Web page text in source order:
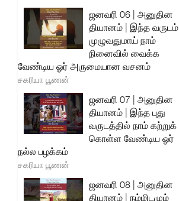
ஜனவரி 06 | அனுதின
தியானம் | இந்த வருடம்
முழுவதுமாய் நாம்
நினைவில் வைக்க
வேண்டிய ஓர் அருமையான வசனம்
சகரியா பூணன்
ஜனவரி 07 | அனுதின
தியானம் | இந்த புது
வருடத்தில் நாம் கற்றுக்
கொள்ள வேண்டிய ஓர்
நல்ல பழக்கம்
சகரியா பூணன்
ஜனவரி 08 | அனுதின
தியானம் | நம்மிடமும்